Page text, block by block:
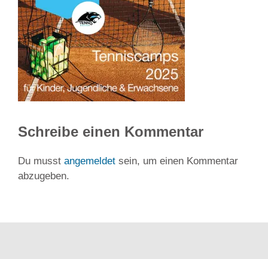
Schreibe einen Kommentar
Du musst angemeldet sein, um einen Kommentar
abzugeben.